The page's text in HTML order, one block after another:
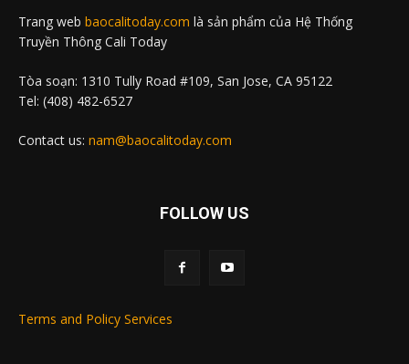
Trang web baocalitoday.com là sản phẩm của Hệ Thống
Truyền Thông Cali Today
Tòa soạn: 1310 Tully Road #109, San Jose, CA 95122
Tel: (408) 482-6527
Contact us: nam@baocalitoday.com
FOLLOW US
Terms and Policy Services